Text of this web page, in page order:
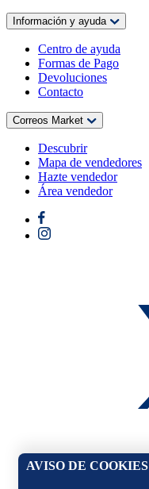
Información y ayuda
Centro de ayuda
Formas de Pago
Devoluciones
Contacto
Correos Market
Descubrir
Mapa de vendedores
Hazte vendedor
Área vendedor
AVISO DE COOKIES